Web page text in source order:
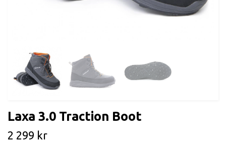
Laxa 3.0 Traction Boot
2 299 kr